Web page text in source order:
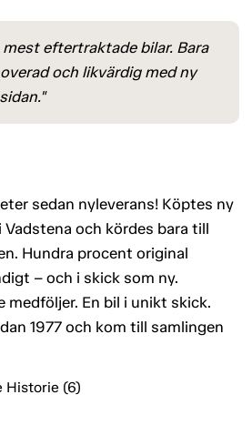
mest eftertraktade bilar. Bara
och likvärdig med ny
sedan nyleverans! Köptes ny
och kördes bara till
Hundra procent original
– och i skick som ny.
En bil i unikt skick.
1977 och kom till samlingen
Historie (6)